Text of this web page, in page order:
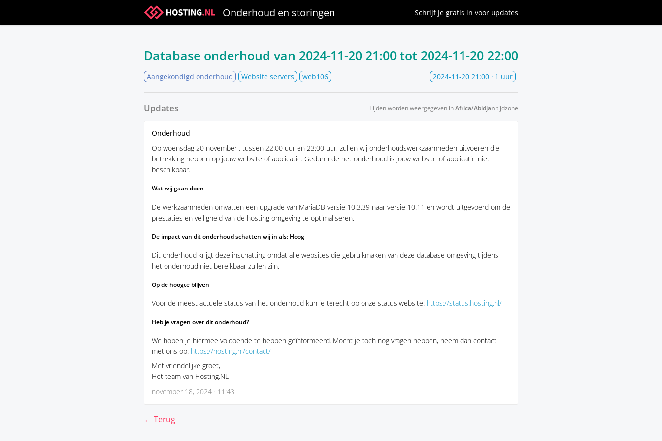
Onderhoud en storingen Schrijf je gratis in voor updates
Database onderhoud van 2024-11-20 21:00 tot 2024-11-20 22:00
Aangekondigd onderhoud Website servers web106 2024-11-20 21:00 · 1 uur
Updates Tijden worden weergegeven inAfrica/Abidjan tijdzone
Onderhoud
Op woensdag 20 november , tussen 22:00 uur en 23:00 uur, zullen wij onderhoudswerkzaamheden uitvoeren die
betrekking hebben op jouw website of applicatie. Gedurende het onderhoud is jouw website of applicatie niet
beschikbaar.
Wat wij gaan doen
De werkzaamheden omvatten een upgrade van MariaDB versie 10.3.39 naar versie 10.11 en wordt uitgevoerd om de
prestaties en veiligheid van de hosting omgeving te optimaliseren.
De impact van dit onderhoud schatten wij in als: Hoog
Dit onderhoud krijgt deze inschatting omdat alle websites die gebruikmaken van deze database omgeving tijdens
het onderhoud niet bereikbaar zullen zijn.
Op de hoogte blijven
Voor de meest actuele status van het onderhoud kun je terecht op onze status website: https://status.hosting.nl/
Heb je vragen over dit onderhoud?
We hopen je hiermee voldoende te hebben geïnformeerd. Mocht je toch nog vragen hebben, neem dan contact
met ons op: https://hosting.nl/contact/
Met vriendelijke groet,
Het team van Hosting.NL
november 18, 2024 · 11:43
← Terug